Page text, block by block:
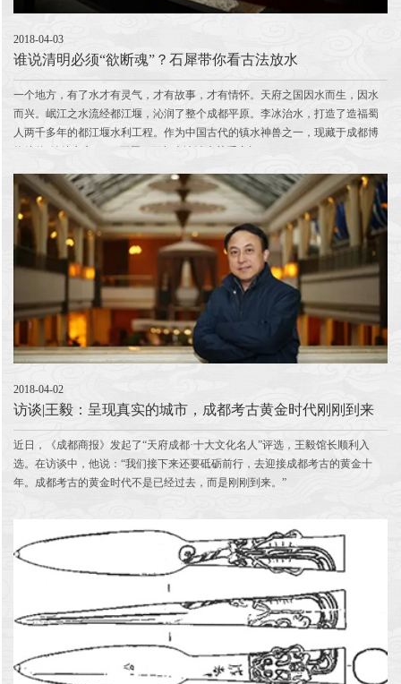
2018-04-03
谁说清明必须“欲断魂”？石犀带你看古法放水
一个地方，有了水才有灵气，才有故事，才有情怀。天府之国因水而生，因水
而兴。岷江之水流经都江堰，沁润了整个成都平原。李冰治水，打造了造福蜀
人两千多年的都江堰水利工程。作为中国古代的镇水神兽之一，现藏于成都博
物馆的“镇馆之宝”——石犀，更与李冰治水关系密切。
2018-04-02
访谈|王毅：呈现真实的城市，成都考古黄金时代刚刚到来
近日，《成都商报》发起了“天府成都·十大文化名人”评选，王毅馆长顺利入
选。在访谈中，他说：“我们接下来还要砥砺前行，去迎接成都考古的黄金十
年。成都考古的黄金时代不是已经过去，而是刚刚到来。”